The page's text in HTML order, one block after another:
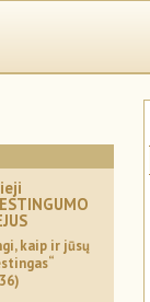
kaip ir jūsų